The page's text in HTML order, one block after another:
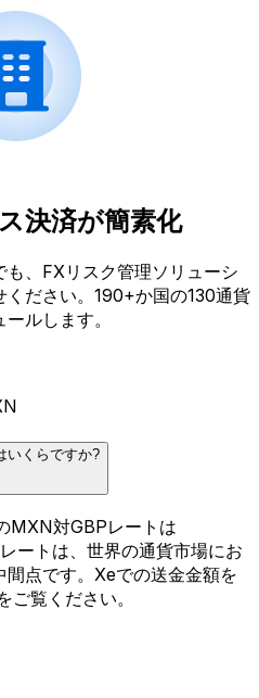
決済が簡素化
、FXリスク管理ソリューシ
ください。190+か国の130通貨
ルします。
いくらですか?
MXN対GBPレートは
ートは、世界の通貨市場にお
点です。Xeでの送金金額を
ご覧ください。